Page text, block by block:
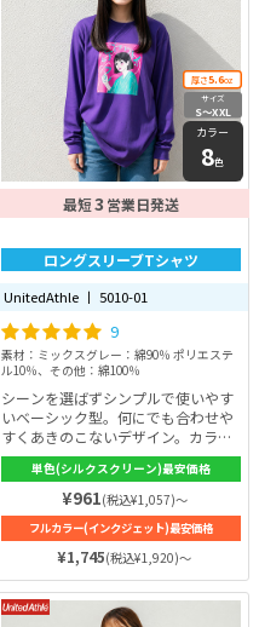
厚さ5.6oz
サイズ
S〜XXL
カラー
8色
最短3 営業日発送
ロングスリーブTシャツ
UnitedAthle 丨 5010-01
9
素材：ミックスグレー：綿90％ ポリエステ
ル10％、その他：綿100％
シーンを選ばずシンプルで使いやす
いベーシック型。何にでも合わせや
すくあきのこないデザイン。カラー
は全14色。生地の素材は綿100%
（ミックスグレーを除く）。肌に優
しい素材で、春夏は涼しく冬は暖か
くするという特徴があるため、通年
で着まわすのにぴったり！厚みは
5.6ozと肉厚な厚みと天竺編の生地
が優れた耐久性を実現。一枚持って
いるだけでコーデの幅が広がります
♪
単色(シルクスクリーン)最安価格
¥961(税込¥1,057)～
フルカラー(インクジェット)最安価格
¥1,745(税込¥1,920)～